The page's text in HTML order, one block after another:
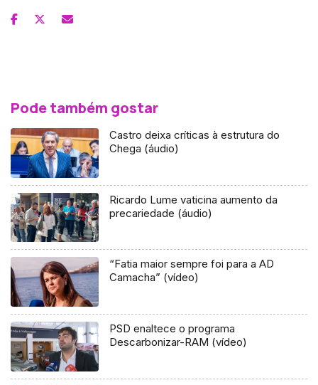
Pode também gostar
Castro deixa críticas à estrutura do
Chega (áudio)
Ricardo Lume vaticina aumento da
precariedade (áudio)
“Fatia maior sempre foi para a AD
Camacha” (vídeo)
PSD enaltece o programa
Descarbonizar-RAM (vídeo)